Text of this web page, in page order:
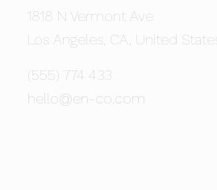
1818 N Vermont Ave
Los Angeles, CA, United States
(555) 774 433
hello@en-co.com